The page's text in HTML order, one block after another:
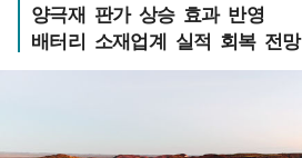
양극재 판가 상승 효과 반영
배터리 소재업계 실적 회복 전망